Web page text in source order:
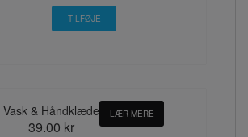
Vask & Håndklæde
39.00 kr
LÆR MERE